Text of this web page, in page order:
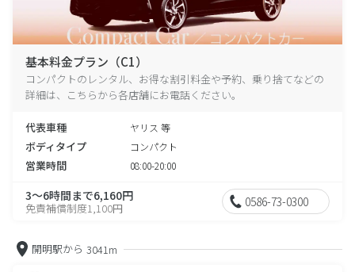
基本料金プラン（C1）
コンパクトのレンタル、お得な割引料金や予約、乗り捨てなどの
詳細は、こちらから各店舗にお電話ください。
代表車種 ヤリス 等
ボディタイプ コンパクト
営業時間 08:00-20:00
3～6時間まで6,160円
免責補償制度1,100円 0586-73-0300
開明駅から 3041m